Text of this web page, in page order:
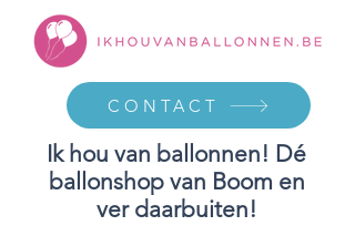
Ik hou van ballonnen! Dé
ballonshop van Boom en
ver daarbuiten!
CONTACT